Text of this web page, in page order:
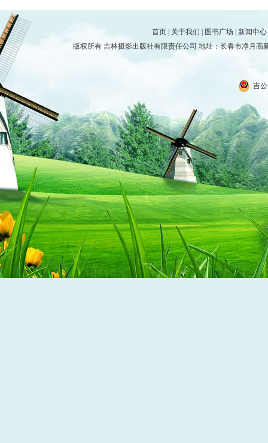
首页 关于我们 图书广场 新闻中心
版权所有 吉林摄影出版社有限责任公司 地址：长春市净月高
吉公